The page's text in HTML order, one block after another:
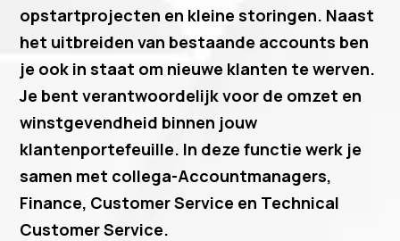
opstartprojecten en kleine storingen. Naast
het uitbreiden van bestaande accounts ben
je ook in staat om nieuwe klanten te werven.
Je bent verantwoordelijk voor de omzet en
winstgevendheid binnen jouw
klantenportefeuille. In deze functie werk je
samen met collega-Accountmanagers,
Finance, Customer Service en Technical
Customer Service.